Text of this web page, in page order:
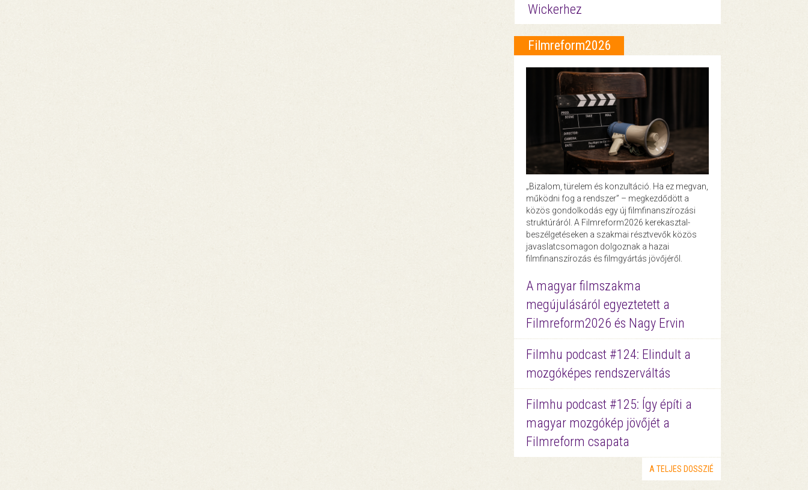
Wickerhez
Filmreform2026
„Bizalom, türelem és konzultáció. Ha ez megvan,
működni fog a rendszer” – megkezdődött a
közös gondolkodás egy új filmfinanszírozási
struktúráról. A Filmreform2026 kerekasztal-
beszélgetéseken a szakmai résztvevők közös
javaslatcsomagon dolgoznak a hazai
filmfinanszírozás és filmgyártás jövőjéről.
A magyar filmszakma
megújulásáról egyeztetett a
Filmreform2026 és Nagy Ervin
Filmhu podcast #124: Elindult a
mozgóképes rendszerváltás
Filmhu podcast #125: Így építi a
magyar mozgókép jövőjét a
Filmreform csapata
A TELJES DOSSZIÉ